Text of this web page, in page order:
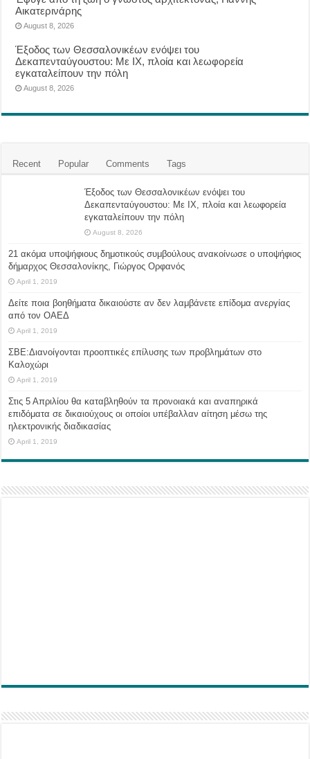
Αικατερινάρης
August 8, 2026
Έξοδος των Θεσσαλονικέων ενόψει του
Δεκαπενταύγουστου: Με ΙΧ, πλοία και λεωφορεία
εγκαταλείπουν την πόλη
August 8, 2026
Recent Popular Comments Tags
Έξοδος των Θεσσαλονικέων ενόψει του
Δεκαπενταύγουστου: Με ΙΧ, πλοία και λεωφορεία
εγκαταλείπουν την πόλη
August 8, 2026
21 ακόμα υποψήφιους δημοτικούς συμβούλους ανακοίνωσε ο υποψήφιος
δήμαρχος Θεσσαλονίκης, Γιώργος Ορφανός
April 1, 2019
Δείτε ποια βοηθήματα δικαιούστε αν δεν λαμβάνετε επίδομα ανεργίας
από τον ΟΑΕΔ
April 1, 2019
ΣΒΕ:Διανοίγονται προοπτικές επίλυσης των προβλημάτων στο
Καλοχώρι
April 1, 2019
Στις 5 Απριλίου θα καταβληθούν τα προνοιακά και αναπηρικά
επιδόματα σε δικαιούχους οι οποίοι υπέβαλλαν αίτηση μέσω της
ηλεκτρονικής διαδικασίας
April 1, 2019